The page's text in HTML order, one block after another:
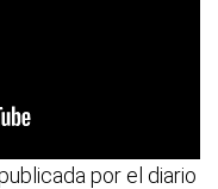
por el diario